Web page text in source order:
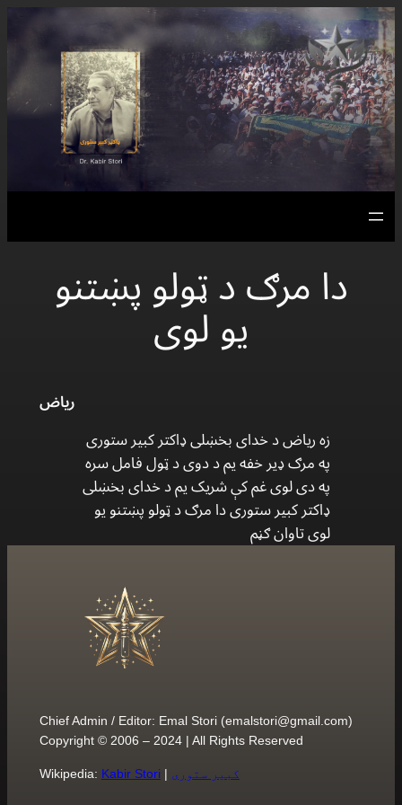
Skip
to
content
دا مرګ د ټولو پښتنو
یو لوی
ریاض
زه ریاض د خدای بخښلی ډاکتر کبیر ستوری
په مرګ ډیر خفه یم د دوی د ټول فامل سره
په دی لوی غم کې شریک یم د خدای بخښلی
ډاکتر کبیر ستوری دا مرګ د ټولو پښتنو یو
لوی تاوان ګڼم
Chief Admin / Editor: Emal Stori (emalstori@gmail.com)
Copyright © 2006 – 2024 | All Rights Reserved
Wikipedia: Kabir Stori| کبیر ستوری